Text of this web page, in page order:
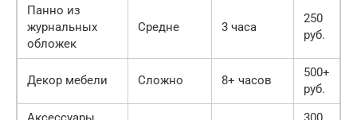
Панно из
журнальных
обложек
Средне 3 часа
250
руб.
Декор мебели Сложно 8+ часов
500+
руб.